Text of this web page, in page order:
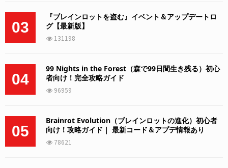
03
『ブレインロットを盗む』イベント＆アップデートロ
グ【最新版】
131198
04
99 Nights in the Forest（森で99日間生き残る）初心
者向け！完全攻略ガイド
96959
05
Brainrot Evolution（ブレインロットの進化）初心者
向け！攻略ガイド｜ 最新コード＆アプデ情報あり
78621